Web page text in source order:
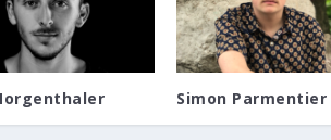
Simon Parmentier